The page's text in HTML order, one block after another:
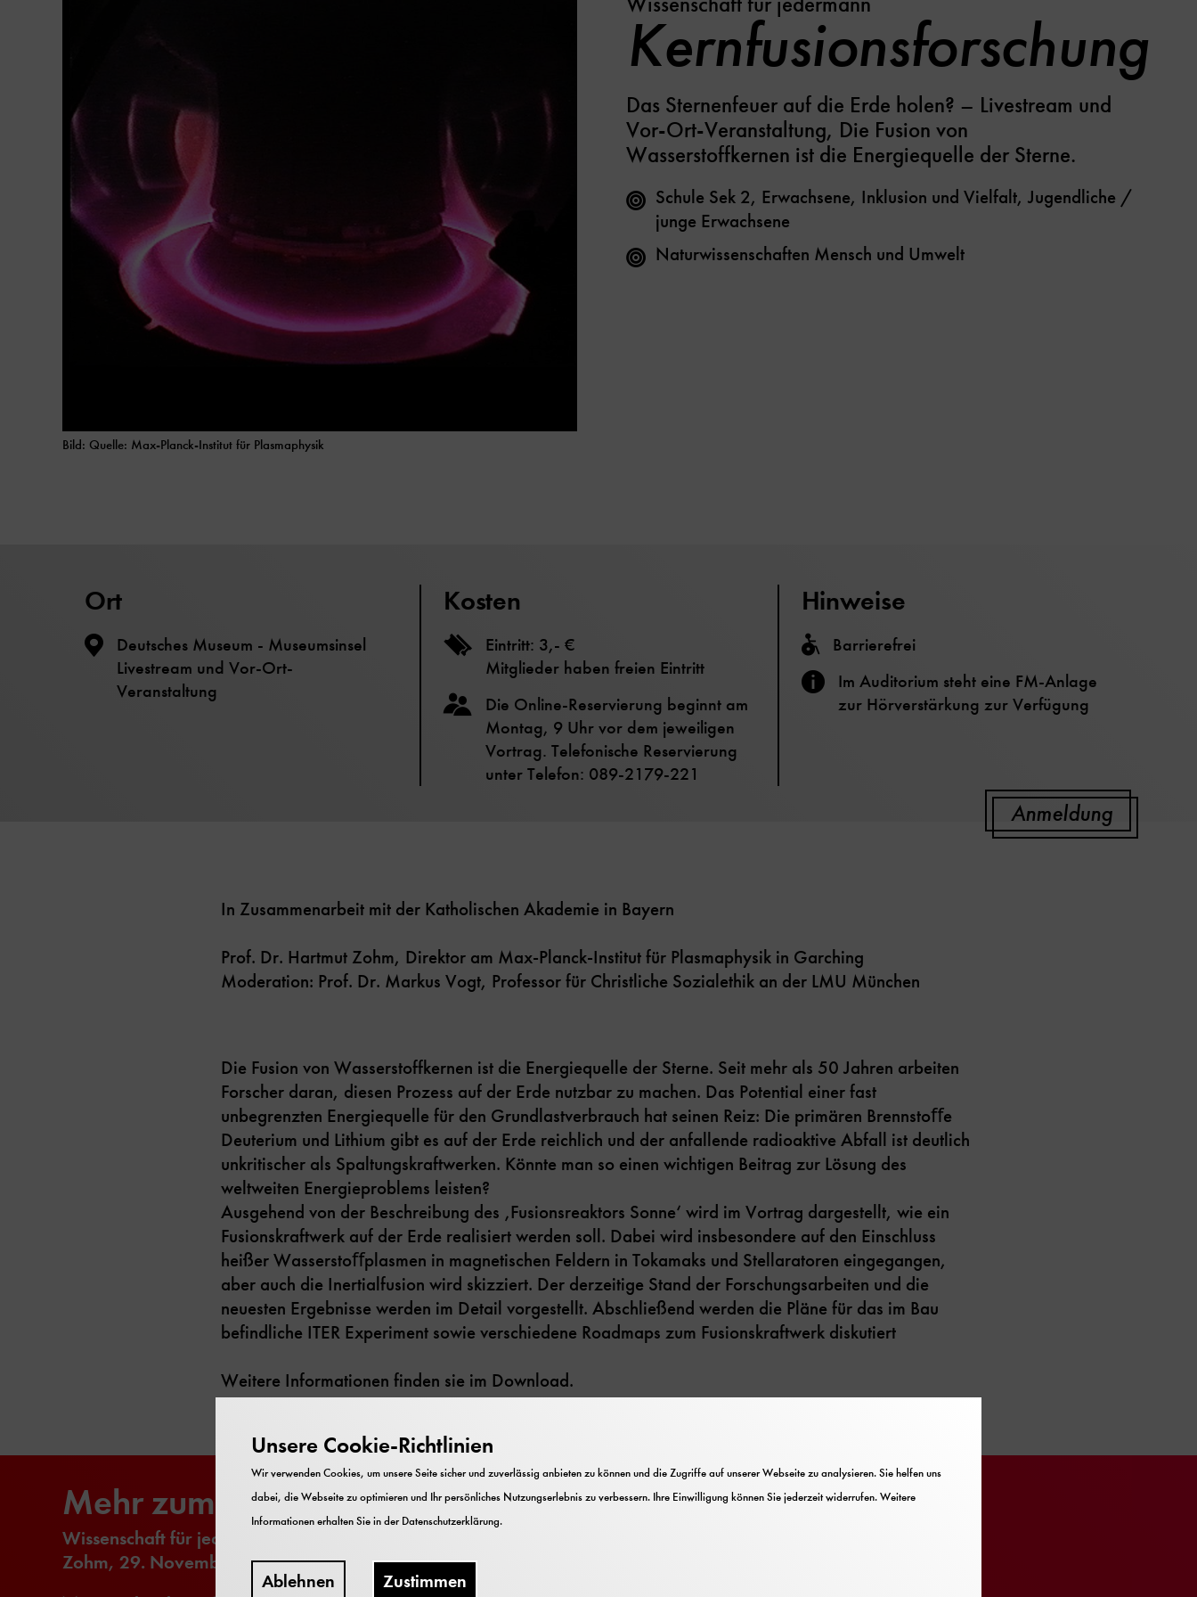
Bild: Quelle: Max-Planck-Institut für Plasmaphysik
Kernfusionsforschung
Das Sternenfeuer auf die Erde holen? – Livestream und
Vor-Ort-Veranstaltung, Die Fusion von
Wasserstoffkernen ist die Energiequelle der Sterne.
Schule Sek 2, Erwachsene, Inklusion und Vielfalt, Jugendliche /
junge Erwachsene
Naturwissenschaften Mensch und Umwelt
Ort
Deutsches Museum - Museumsinsel
Livestream und Vor-Ort-
Veranstaltung
Kosten
Eintritt: 3,- €
Mitglieder haben freien Eintritt
Die Online-Reservierung beginnt am
Montag, 9 Uhr vor dem jeweiligen
Vortrag. Telefonische Reservierung
unter Telefon: 089-2179-221
Hinweise
Barrierefrei
Im Auditorium steht eine FM-Anlage
zur Hörverstärkung zur Verfügung
Anmeldung
In Zusammenarbeit mit der Katholischen Akademie in Bayern
Prof. Dr. Hartmut Zohm, Direktor am Max-Planck-Institut für Plasmaphysik in Garching
Moderation: Prof. Dr. Markus Vogt, Professor für Christliche Sozialethik an der LMU München
Die Fusion von Wasserstoffkernen ist die Energiequelle der Sterne. Seit mehr als 50 Jahren arbeiten
Forscher daran, diesen Prozess auf der Erde nutzbar zu machen. Das Potential einer fast
unbegrenzten Energiequelle für den Grundlastverbrauch hat seinen Reiz: Die primären Brennstoﬀe
Deuterium und Lithium gibt es auf der Erde reichlich und der anfallende radioaktive Abfall ist deutlich
unkritischer als Spaltungskraftwerken. Könnte man so einen wichtigen Beitrag zur Lösung des
weltweiten Energieproblems leisten?
Ausgehend von der Beschreibung des ‚Fusionsreaktors Sonne‘ wird im Vortrag dargestellt, wie ein
Fusionskraftwerk auf der Erde realisiert werden soll. Dabei wird insbesondere auf den Einschluss
heißer Wasserstoﬀplasmen in magnetischen Feldern in Tokamaks und Stellaratoren eingegangen,
aber auch die Inertialfusion wird skizziert. Der derzeitige Stand der Forschungsarbeiten und die
neuesten Ergebnisse werden im Detail vorgestellt. Abschließend werden die Pläne für das im Bau
befindliche ITER Experiment sowie verschiedene Roadmaps zum Fusionskraftwerk diskutiert
Weitere Informationen finden sie im Download.
Mehr zum Vortrag
Wissenschaft für jedermann, Vortrag von Prof. Dr. Hartmut
Zohm, 29. November 2023
Unsere Cookie-Richtlinien
Wir verwenden Cookies, um unsere Seite sicher und zuverlässig anbieten zu können und die Zugriffe auf unserer Webseite zu analysieren. Sie helfen uns
dabei, die Webseite zu optimieren und Ihr persönliches Nutzungserlebnis zu verbessern. Ihre Einwilligung können Sie jederzeit widerrufen. Weitere
Informationen erhalten Sie in derDatenschutzerklärung.
Ablehnen Zustimmen